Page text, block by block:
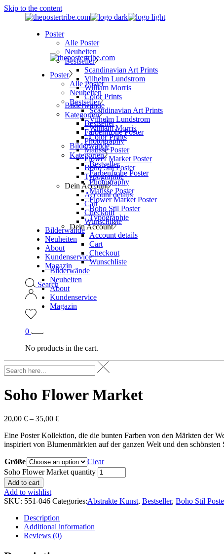
Skip to the content
Poster
Alle Poster
Neuheiten
Bestseller
Scandinavian Art Prints
Vilhelm Lundstrom
William Morris
Color Prints
Bilderwände
Kategorien
Bestseller
Farbenfrohe Poster
Photography
Matisse Poster
Flower Market Poster
Boho Stil Poster
Typographie
Dein Account
Account details
Cart
Checkout
Wunschliste
Bilderwände
Neuheiten
About
Kundenservice
Magazin
Search
0
No products in the cart.
Poster
Alle Poster
Neuheiten
Bestseller
Scandinavian Art Prints
Vilhelm Lundstrom
William Morris
Color Prints
Bilderwände
Kategorien
Bestseller
Farbenfrohe Poster
Photography
Matisse Poster
Flower Market Poster
Boho Stil Poster
Typographie
Dein Account
Account details
Cart
Checkout
Wunschliste
Bilderwände
Neuheiten
About
Kundenservice
Magazin
Soho Flower Market
20,00 € – 35,00 €
Eine Poster Kollektion, die die bunten Farben von den Märkten der
inspiriert von Blumenmärkten auf der ganzen Welt und den
Größe
Clear
Soho Flower Market quantity
Add to cart
Add to wishlist
SKU: 551-046 Categories:Abstrakte Kunst, Bestseller, Boho Stil
Description
Additional information
Reviews (0)